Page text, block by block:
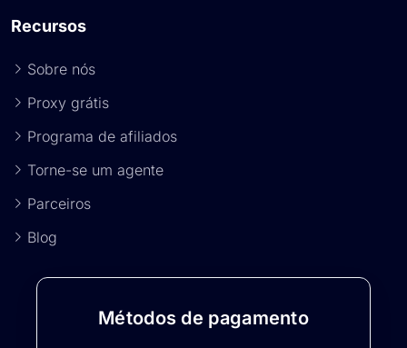
Recursos
Sobre nós
Proxy grátis
Programa de afiliados
Torne-se um agente
Parceiros
Blog
Métodos de pagamento